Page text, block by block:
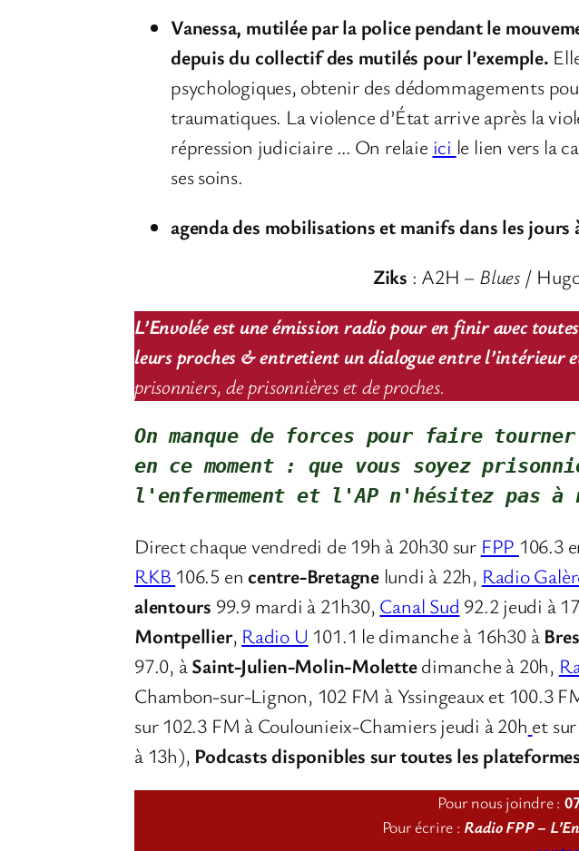
Vanessa, mutilée par la police pendant le
depuis du collectif des mutilés pour l’exemple.
psychologiques, obtenir des dédommagements
traumatiques. La violence d’État arrive après la
répression judiciaire … On relaie ici le lien vers la
ses soins.
agenda des mobilisations et manifs dans les jours
Ziks : A2H – Blues /
L’Envolée est une émission radio pour en finir avec
leurs proches & entretient un dialogue entre l’intérieur
prisonniers, de prisonnières et de proches.
On manque de forces pour faire
en ce moment : que vous soyez
l'enfermement et l'AP n'hésitez pas à
Direct chaque vendredi de 19h à 20h30 sur FPP 106.3
RKB 106.5 encentre-Bretagnelundi à 22h, Radio
alentours 99.9 mardi à 21h30, Canal Sud 92.2 jeudi à
Montpellier, Radio U 101.1 le dimanche à 16h30 à
97.0, àSaint-Julien-Molin-Molettedimanche à 20h,
Chambon-sur-Lignon, 102 FM à Yssingeaux et 100.3
sur 102.3 FM à Coulounieix-Chamiers jeudi à 20h et
à 13h), Podcasts disponibles sur toutes les plateformes
Pour nous joindre :
Pour écrire : Radio FPP –